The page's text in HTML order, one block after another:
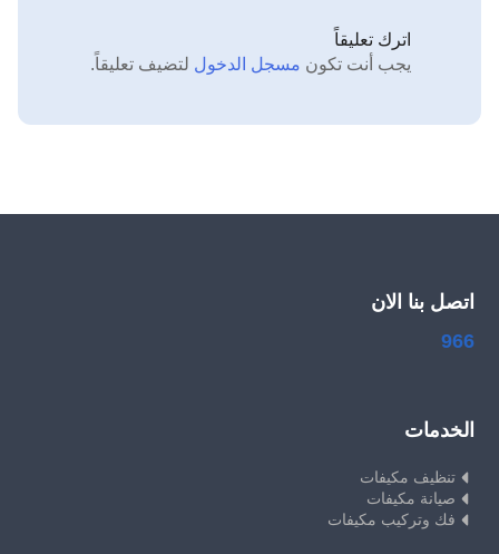
اترك تعليقاً
يجب أنت تكون مسجل الدخول لتضيف تعليقاً.
اتصل بنا الان
966
الخدمات
تنظيف مكيفات
صيانة مكيفات
فك وتركيب مكيفات